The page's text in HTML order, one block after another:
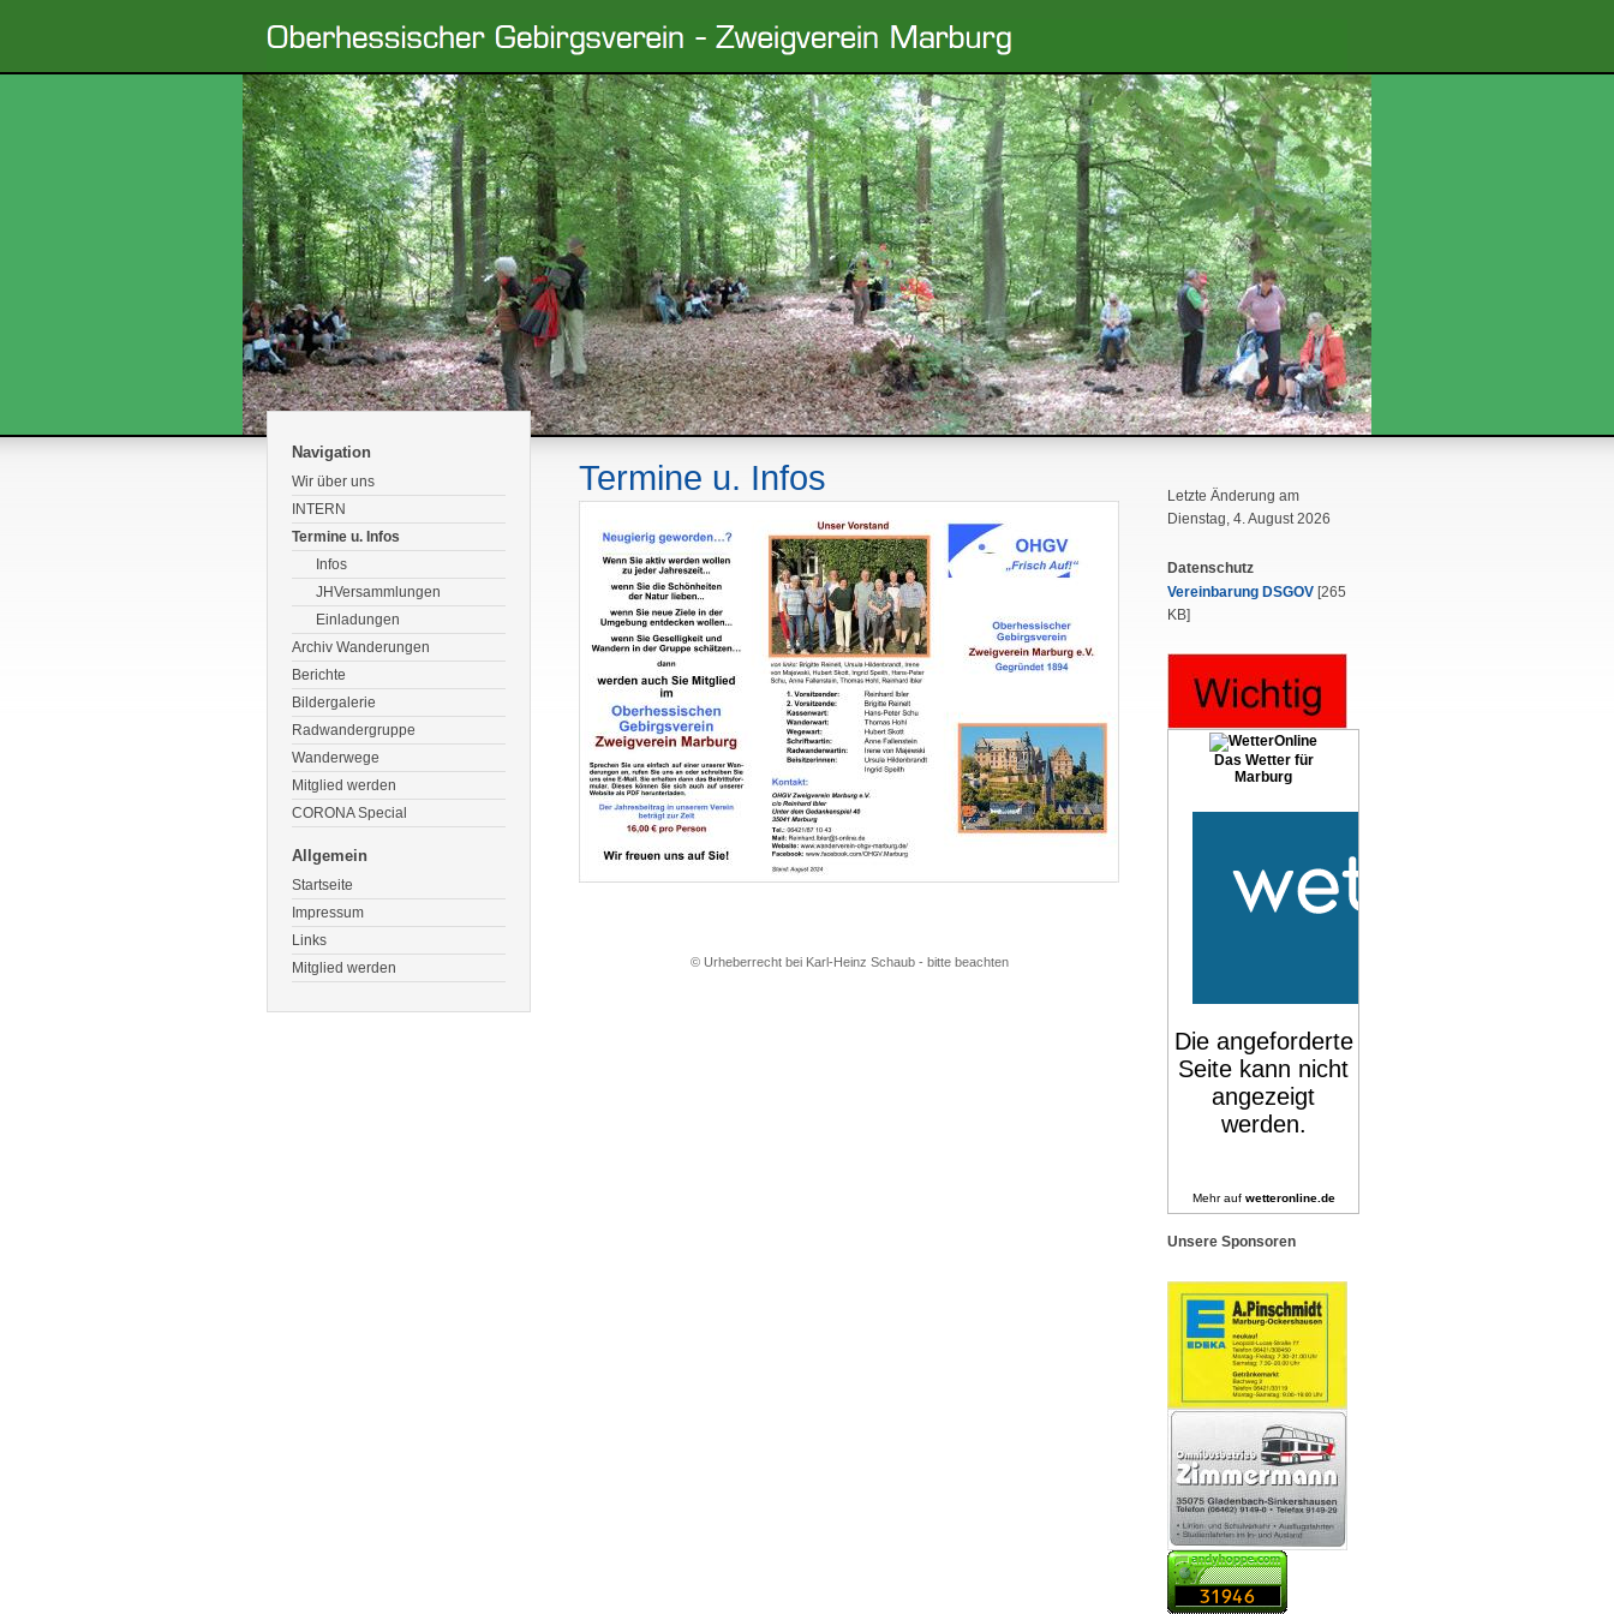
Navigation
Wir über uns
INTERN
Termine u. Infos
Infos
JHVersammlungen
Einladungen
Archiv Wanderungen
Berichte
Bildergalerie
Radwandergruppe
Wanderwege
Mitglied werden
CORONA Special
Allgemein
Startseite
Impressum
Links
Mitglied werden
Termine u. Infos
© Urheberrecht bei Karl-Heinz Schaub - bitte beachten
Letzte Änderung am
Dienstag, 4. August 2026
Datenschutz
Vereinbarung DSGOV [265
KB]
Das Wetter für
Marburg
Mehr auf wetteronline.de
Unsere Sponsoren